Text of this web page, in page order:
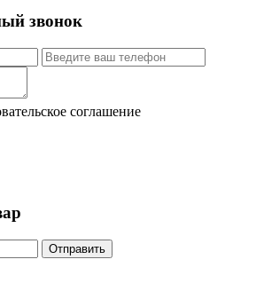
звонок
соглашение
Отправить